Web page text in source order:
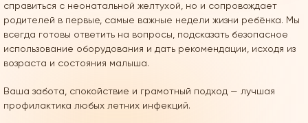
справиться с неонатальной желтухой, но и сопровождает
родителей в первые, самые важные недели жизни ребёнка. Мы
всегда готовы ответить на вопросы, подсказать безопасное
использование оборудования и дать рекомендации, исходя из
возраста и состояния малыша.
Ваша забота, спокойствие и грамотный подход — лучшая
профилактика любых летних инфекций.